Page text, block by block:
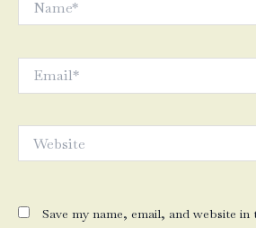
Save my name, email, and website